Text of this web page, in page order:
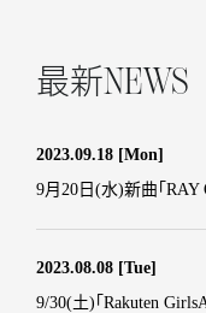
最新NEWS
2023.09.18 [Mon]
9月20日(水)新曲「RAY
2023.08.08 [Tue]
9/30(土)「Rakuten